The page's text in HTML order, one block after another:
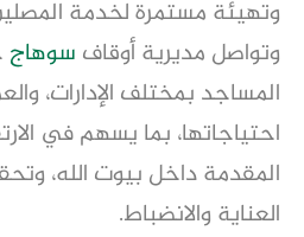
وتهيئة مستمرة لخدمة
وتواصل مديرية أوقاف سوهاج
المساجد بمختلف الإدارات،
احتياجاتها، بما يسهم في
المقدمة داخل بيوت الله،
العناية والانضباط.